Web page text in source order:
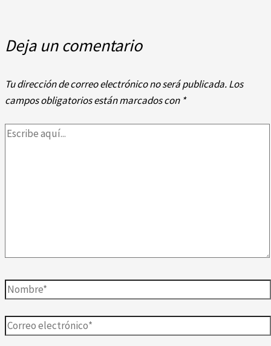
Deja un comentario
Tu dirección de correo electrónico no será publicada.Los
campos obligatorios están marcados con *
Escribe
Nombre*
Correo
electrónico*